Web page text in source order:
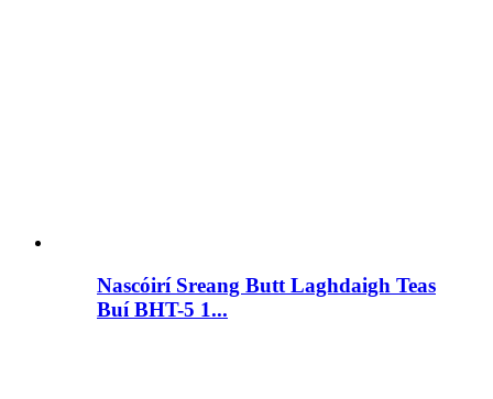
Nascóirí Sreang Butt Laghdaigh Teas
Buí BHT-5 1...